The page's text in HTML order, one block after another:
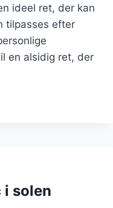
ideel ret, der kan
tilpasses efter
en alsidig ret, der
i solen